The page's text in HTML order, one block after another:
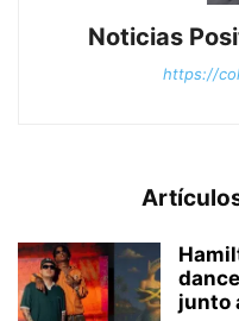
Noticias
https://
junto